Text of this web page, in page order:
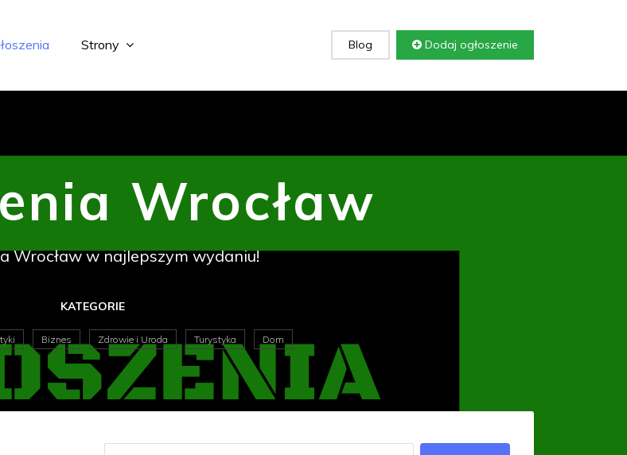
Strony Blog Dodaj ogłoszenie
Wrocław
Wrocław w najlepszym wydaniu!
KATEGORIE
Biznes Zdrowie i Uroda Turystyka Dom